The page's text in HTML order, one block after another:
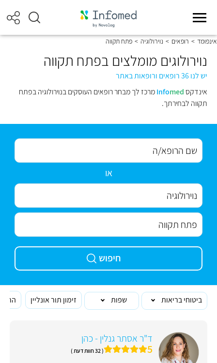
אינפומד > רופאים > נוירולוגיה > פתח תקווה
נוירולוגים מומלצים בפתח תקווה
יש לנו 36 רופאים ורופאות באתר
אינדקס
Infomed
מרכז לך מבחר רופאים העוסקים בנוירולוגיה בפתח
תקווה לבחירתך.
או
חיפוש
ביטוחי בריאות שפות זימון תור אונליין
ד"ר אסתר גנלין - כהן
5 ( 32 חוות דעת )